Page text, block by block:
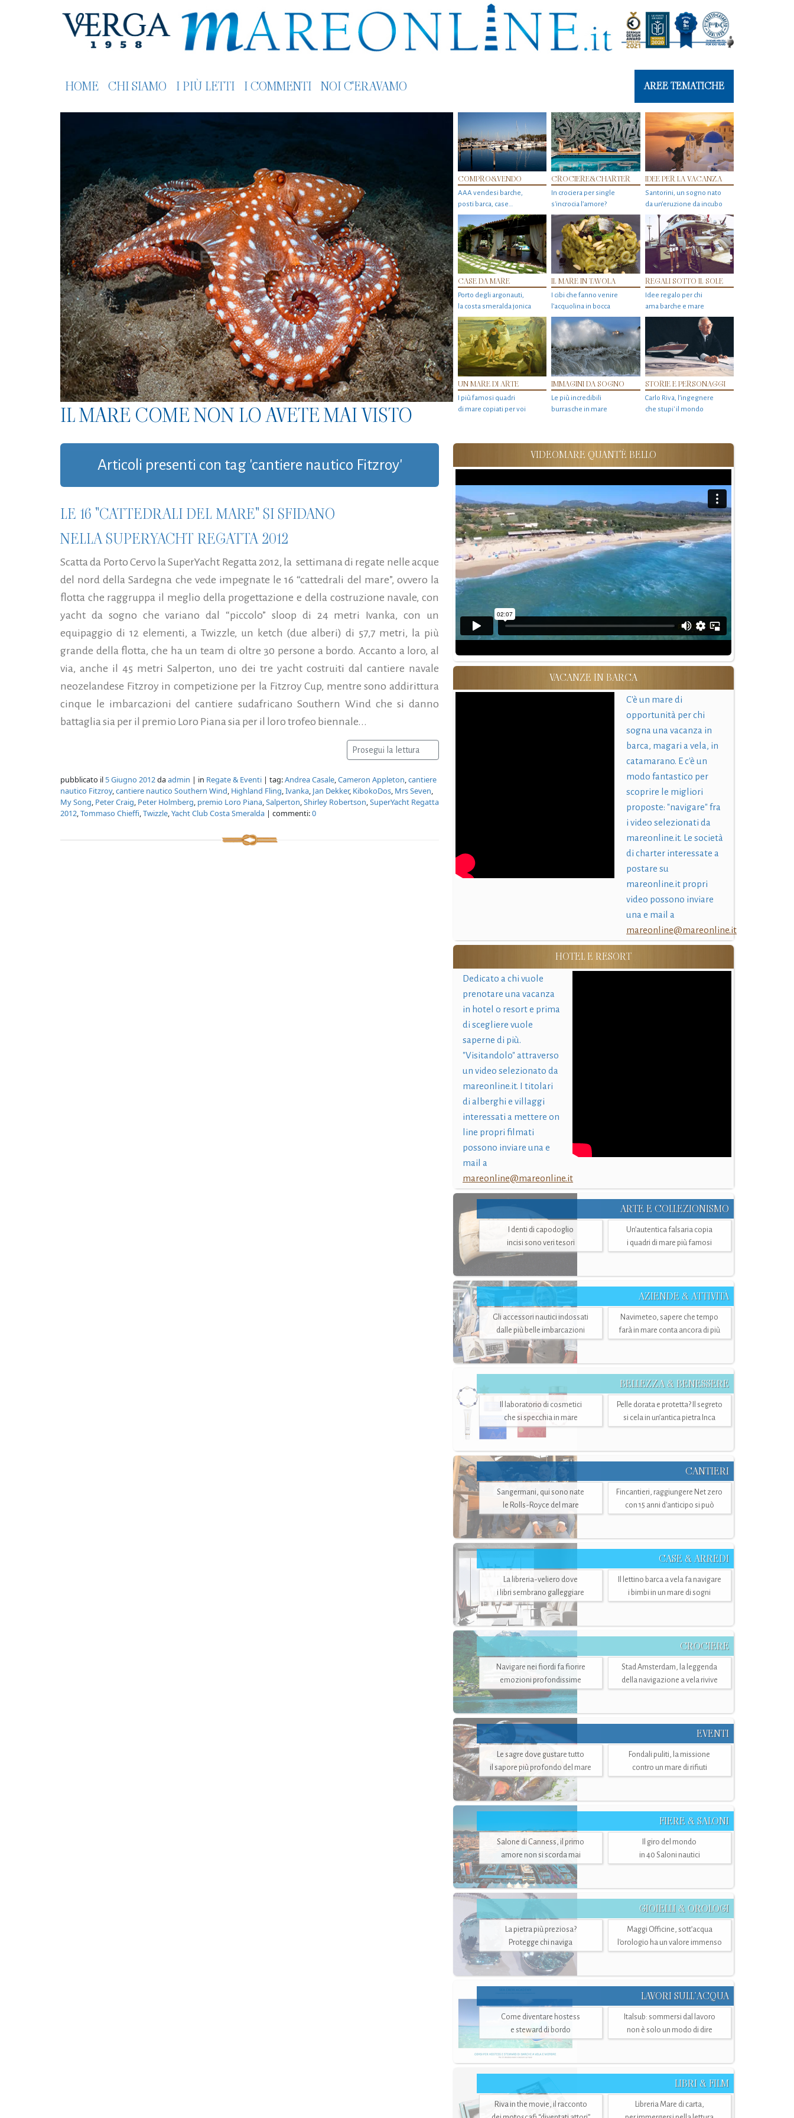
HOME CHI SIAMO I PIÙ LETTI I COMMENTI NOI C'ERAVAMO AREE TEMATICHE
IL MARE COME NON LO AVETE MAI VISTO
COMPRO&VENDO
AAA vendesi barche,
posti barca, case…
CROCIERE&CHARTER
In crociera per single
s'incrocia l’amore?
IDEE PER LA VACANZA
Santorini, un sogno nato
da un’eruzione da incubo
CASE DA MARE
Porto degli argonauti,
la costa smeralda jonica
IL MARE IN TAVOLA
I cibi che fanno venire
l’acquolina in bocca
REGALI SOTTO IL SOLE
Idee regalo per chi
ama barche e mare
UN MARE DI ARTE
I più famosi quadri
di mare copiati per voi
IMMAGINI DA SOGNO
Le più incredibili
burrasche in mare
STORIE E PERSONAGGI
Carlo Riva, l’ingegnere
che stupi' il mondo
Articoli presenti con tag 'cantiere nautico Fitzroy'
LE 16 "CATTEDRALI DEL MARE" SI SFIDANO
NELLA SUPERYACHT REGATTA 2012
Scatta da Porto Cervo la SuperYacht Regatta 2012, la settimana di regate nelle acque
del nord della Sardegna che vede impegnate le 16 “cattedrali del mare”, ovvero la
flotta che raggruppa il meglio della progettazione e della costruzione navale, con
yacht da sogno che variano dal “piccolo” sloop di 24 metri Ivanka, con un
equipaggio di 12 elementi, a Twizzle, un ketch (due alberi) di 57,7 metri, la più
grande della flotta, che ha un team di oltre 30 persone a bordo. Accanto a loro, al
via, anche il 45 metri Salperton, uno dei tre yacht costruiti dal cantiere navale
neozelandese Fitzroy in competizione per la Fitzroy Cup, mentre sono addirittura
cinque le imbarcazioni del cantiere sudafricano Southern Wind che si danno
battaglia sia per il premio Loro Piana sia per il loro trofeo biennale...
Prosegui la lettura
pubblicato il 5 Giugno 2012daadmin | in Regate & Eventi | tag:Andrea Casale,Cameron Appleton,cantiere
nautico Fitzroy,cantiere nautico Southern Wind, Highland Fling,Ivanka, Jan Dekker, KibokoDos, Mrs Seven,
My Song, Peter Craig, Peter Holmberg, premio Loro Piana,Salperton,Shirley Robertson,SuperYacht Regatta
2012,Tommaso Chieffi,Twizzle,Yacht Club Costa Smeralda | commenti:0
VIDEOMARE QUANT'È BELLO
VACANZE IN BARCA
C'è un mare di
opportunità per chi
sogna una vacanza in
barca, magari a vela, in
catamarano. E c'è un
modo fantastico per
scoprire le migliori
proposte: "navigare" fra
i video selezionati da
mareonline.it. Le società
di charter interessate a
postare su
mareonline.it propri
video possono inviare
una e mail a
mareonline@mareonline.it
HOTEL E RESORT
Dedicato a chi vuole
prenotare una vacanza
in hotel o resort e prima
di scegliere vuole
saperne di più.
"Visitandolo" attraverso
un video selezionato da
mareonline.it. I titolari
di alberghi e villaggi
interessati a mettere on
line propri filmati
possono inviare una e
mail a
mareonline@mareonline.it
ARTE E COLLEZIONISMO
I denti di capodoglio
incisi sono veri tesori
Un’autentica falsaria copia
i quadri di mare più famosi
AZIENDE & ATTIVITÀ
Gli accessori nautici indossati
dalle più belle imbarcazioni
Navimeteo, sapere che tempo
farà in mare conta ancora di più
BELLEZZA & BENESSERE
Il laboratorio di cosmetici
che si specchia in mare
Pelle dorata e protetta? Il segreto
si cela in un’antica pietra Inca
CANTIERI
Sangermani, qui sono nate
le Rolls-Royce del mare
Fincantieri, raggiungere Net zero
con 15 anni d'anticipo si può
CASE & ARREDI
La libreria-veliero dove
i libri sembrano galleggiare
Il lettino barca a vela fa navigare
i bimbi in un mare di sogni
CROCIERE
Navigare nei fiordi fa fiorire
emozioni profondissime
Stad Amsterdam, la leggenda
della navigazione a vela rivive
EVENTI
Le sagre dove gustare tutto
il sapore più profondo del mare
Fondali puliti, la missione
contro un mare di rifiuti
FIERE & SALONI
Salone di Canness, il primo
amore non si scorda mai
Il giro del mondo
in 40 Saloni nautici
GIOIELLI & OROLOGI
La pietra più preziosa?
Protegge chi naviga
Maggi Officine, sott’acqua
l'orologio ha un valore immenso
LAVORI SULL’ACQUA
Come diventare hostess
e steward di bordo
Italsub: sommersi dal lavoro
non è solo un modo di dire
LIBRI & FILM
Riva in the movie, il racconto
Libreria Mare di carta,